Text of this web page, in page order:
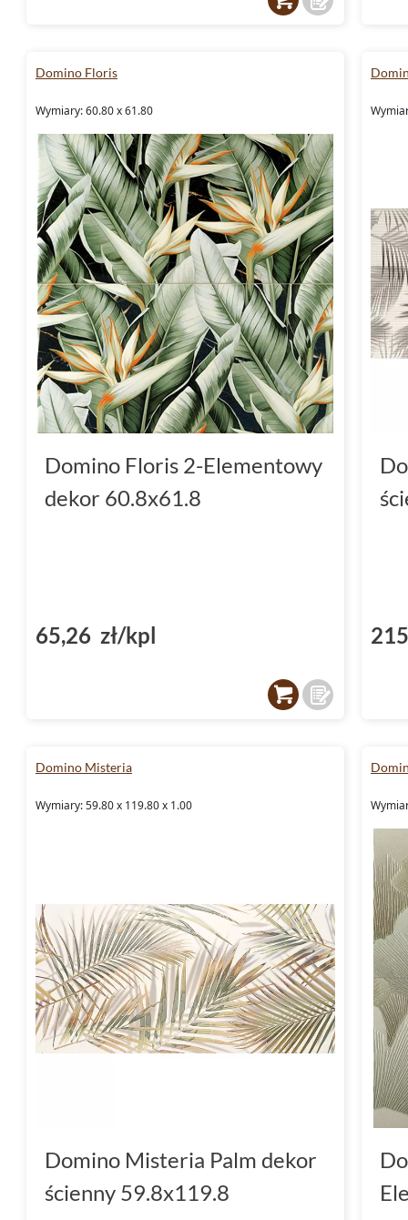
Domino Floris
Wymiary: 60.80 x 61.80
Domino Floris 2-Elementowy
dekor 60.8x61.8
65,26 zł/kpl
Domino Misteria
Wymiary: 59.80 x 119.80 x 1.00
Domino Misteria Palm dekor
ścienny 59.8x119.8